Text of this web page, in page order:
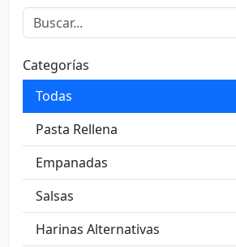
Categorías
Todas
Pasta Rellena
Empanadas
Salsas
Harinas Alternativas